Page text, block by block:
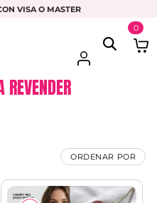
VISA O MASTER
0
ORDENAR POR